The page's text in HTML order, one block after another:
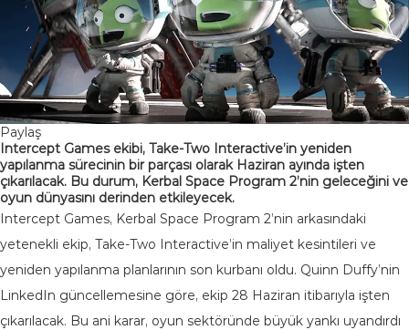
Paylaş
Intercept Games ekibi, Take-Two Interactive’in yeniden
yapılanma sürecinin bir parçası olarak Haziran ayında işten
çıkarılacak. Bu durum, Kerbal Space Program 2’nin geleceğini ve
oyun dünyasını derinden etkileyecek.
Intercept Games, Kerbal Space Program 2’nin arkasındaki
yetenekli ekip, Take-Two Interactive’in maliyet kesintileri ve
yeniden yapılanma planlarının son kurbanı oldu. Quinn Duffy’nin
LinkedIn güncellemesine göre, ekip 28 Haziran itibarıyla işten
çıkarılacak. Bu ani karar, oyun sektöründe büyük yankı uyandırdı